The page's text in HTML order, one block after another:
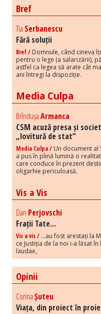
Bref
Tia Serbanescu
Fără soluții
Bref / Domnule, când cineva
pentru o lege (a salarizării),
astfel ca legea să arate cât
ani întregi la dispoziție.
Media Culpa
BrîndușaArmanca
CSM acuză presa și
„lovitură de stat”
Media Culpa / Un document al
a pus în plină lumină o
care conduce în prezent
oligarhie periculoasă.
Vis a Vis
Dan Perjovschi
Frații Tate...
Vis a vis / ...au fost arestați la
ce Justiția de la noi i-a lăsat
laudae,
Opinii
CorinaȘuteu
Viața, din proiect în